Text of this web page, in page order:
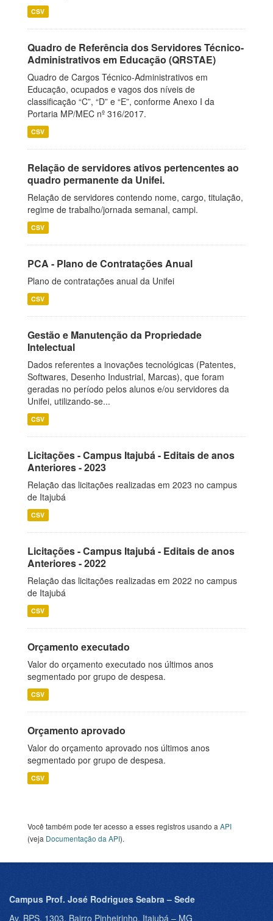
CSV
Quadro de Referência dos Servidores Técnico-
Administrativos em Educação (QRSTAE)
Quadro de Cargos Técnico-Administrativos em
Educação, ocupados e vagos dos níveis de
classificação “C”, “D” e “E”, conforme Anexo I da
Portaria MP/MEC nº 316/2017.
CSV
Relação de servidores ativos pertencentes ao
quadro permanente da Unifei.
Relação de servidores contendo nome, cargo, titulação,
regime de trabalho/jornada semanal, campi.
CSV
PCA - Plano de Contratações Anual
Plano de contratações anual da Unifei
CSV
Gestão e Manutenção da Propriedade
Intelectual
Dados referentes a inovações tecnológicas (Patentes,
Softwares, Desenho Industrial, Marcas), que foram
geradas no período pelos alunos e/ou servidores da
Unifei, utilizando-se...
CSV
Licitações - Campus Itajubá - Editais de anos
Anteriores - 2023
Relação das licitações realizadas em 2023 no campus
de Itajubá
CSV
Licitações - Campus Itajubá - Editais de anos
Anteriores - 2022
Relação das licitações realizadas em 2022 no campus
de Itajubá
CSV
Orçamento executado
Valor do orçamento executado nos últimos anos
segmentado por grupo de despesa.
CSV
Orçamento aprovado
Valor do orçamento aprovado nos últimos anos
segmentado por grupo de despesa.
CSV
Você também pode ter acesso a esses registros usando a API
(veja Documentação da API).
Campus Prof. José Rodrigues Seabra – Sede
Av. BPS, 1303, Bairro Pinheirinho, Itajubá – MG